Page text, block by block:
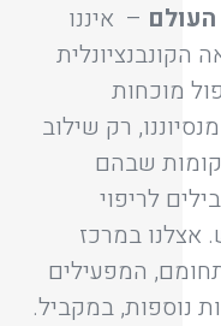
– איננו
מוכחות
רק שילוב
שבהם
לריפוי
אצלנו במרכז
המפעילים
נוספות, במקביל.